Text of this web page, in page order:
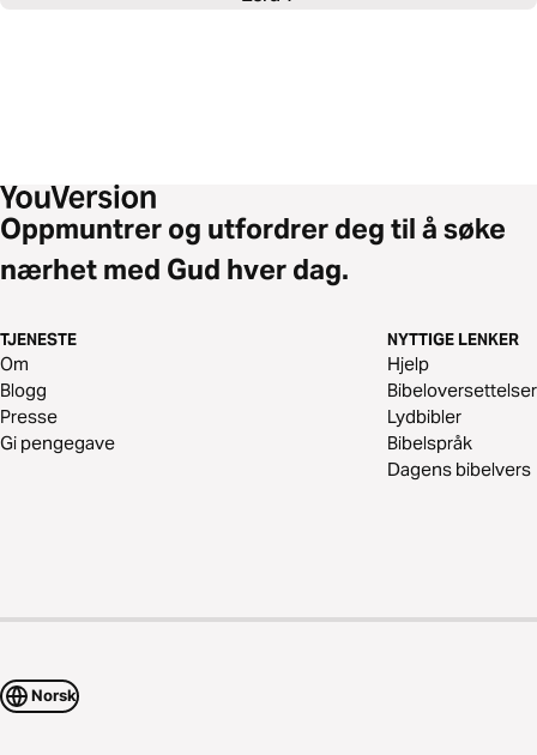
Oppmuntrer og utfordrer deg til å søke
nærhet med Gud hver dag.
TJENESTE
Om
Blogg
Presse
Gi pengegave
NYTTIGE LENKER
Hjelp
Bibeloversettelser
Lydbibler
Bibelspråk
Dagens bibelvers
Norsk